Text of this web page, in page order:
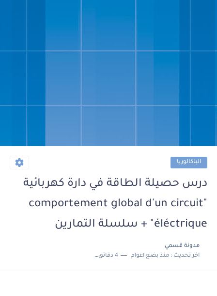
الباكالوريا
درس حصيلة الطاقة في دارة كهربائية
"comportement global d'un circuit
éléctrique" + سلسلة التمارين
مدونة قسمي
اخر تحديث :منذ بضع اعوام 4 دقائق للقراءة